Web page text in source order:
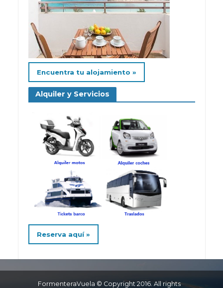
Encuentra tu alojamiento »
Alquiler y Servicios
Reserva aquí »
FormenteraVuela © Copyright 2016. All rights